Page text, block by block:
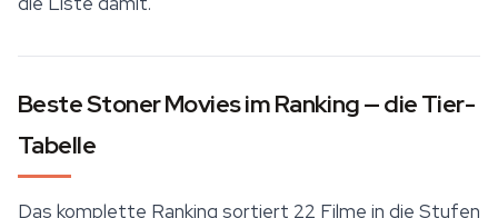
Beste Stoner Movies im Ranking — die Tier-
Tabelle
Das komplette Ranking sortiert 22 Filme in die Stufen